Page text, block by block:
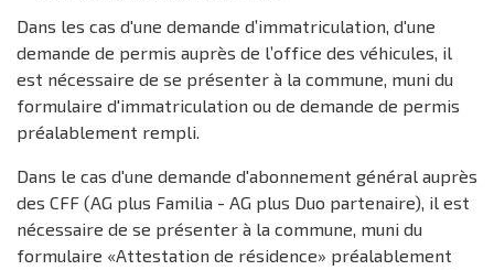
Dans les cas d'une demande d’immatriculation, d'une
demande de permis auprès de l’office des véhicules, il
est nécessaire de se présenter à la commune, muni du
formulaire d'immatriculation ou de demande de permis
préalablement rempli.
Dans le cas d'une demande d'abonnement général auprès
des CFF (AG plus Familia - AG plus Duo partenaire), il est
nécessaire de se présenter à la commune, muni du
formulaire «Attestation de résidence» préalablement